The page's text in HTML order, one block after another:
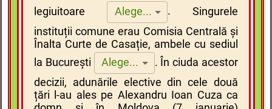
legiuitoare
Alege... . Singurele
instituții comune erau Comisia Centrală și
Înalta Curte de Casație, ambele cu sediul
la București
Alege... . În ciuda acestor
decizii, adunările elective din cele două
țări l-au ales pe Alexandru Ioan Cuza ca